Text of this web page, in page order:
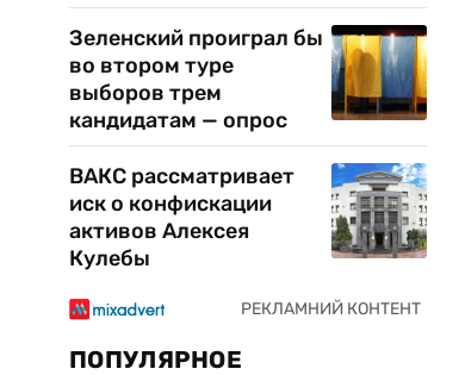
Зеленский проиграл бы
во втором туре
выборов трем
кандидатам — опрос
ВАКС рассматривает
иск о конфискации
активов Алексея
Кулебы
ПОПУЛЯРНОЕ